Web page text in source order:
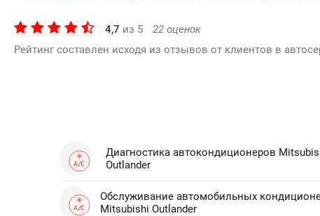
4,7 из 5 22 оценок
Рейтинг составлен исходя из отзывов от клиентов в
Диагностика автокондиционеров
Outlander
Обслуживание автомобильных
Mitsubishi Outlander